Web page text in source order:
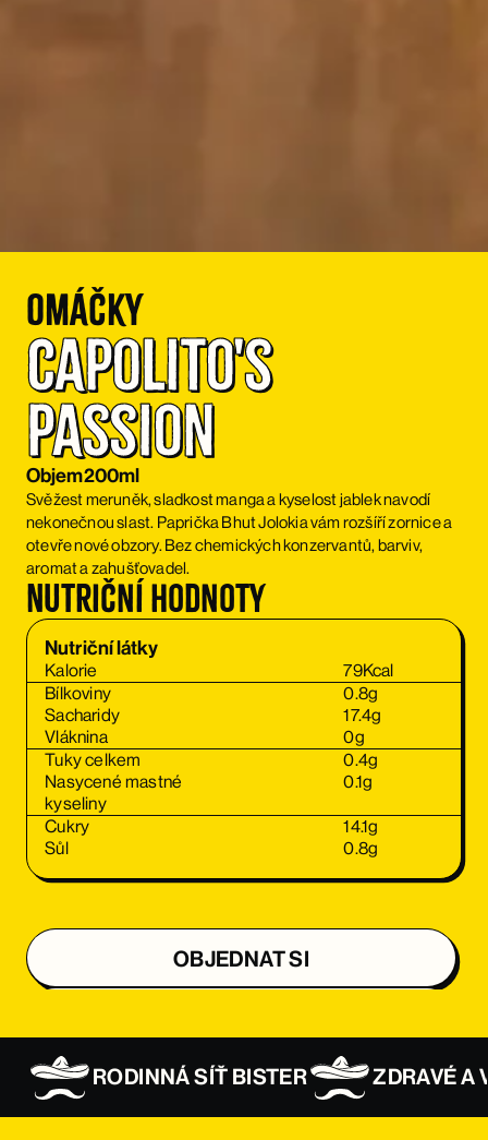
Omáčky
Capolito's
Passion
Objem200ml
Svěžest meruněk, sladkost manga a kyselost jablek navodí
nekonečnou slast. Paprička Bhut Jolokia vám rozšíří zornice a
otevře nové obzory. Bez chemických konzervantů, barviv,
aromat a zahušťovadel.
Nutriční hodnoty
Nutriční látky
Kalorie 79Kcal
Bílkoviny
0.8g
Sacharidy
17.4g
Vláknina
0g
Tuky celkem
0.4g
Nasycené mastné
kyseliny
0.1g
Cukry 14.1g
Sůl
0.8g
OBJEDNAT SI
OBJEDNAT SI
RODINNÁ SÍŤ BISTER ZDRAVÉ A